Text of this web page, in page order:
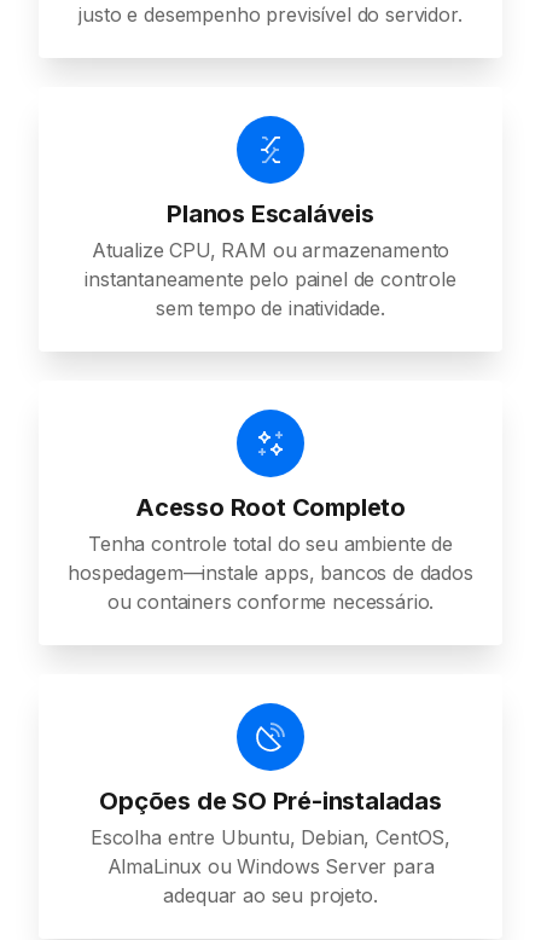
justo e desempenho previsível do servidor.
Planos Escaláveis
Atualize CPU, RAM ou armazenamento
instantaneamente pelo painel de controle
sem tempo de inatividade.
Acesso Root Completo
Tenha controle total do seu ambiente de
hospedagem—instale apps, bancos de dados
ou containers conforme necessário.
Opções de SO Pré-instaladas
Escolha entre Ubuntu, Debian, CentOS,
AlmaLinux ou Windows Server para
adequar ao seu projeto.